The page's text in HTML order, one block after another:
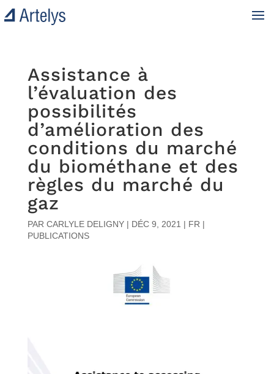
Assistance à
l’évaluation des
possibilités
d’amélioration des
conditions du marché
du biométhane et des
règles du marché du
gaz
PAR CARLYLE DELIGNY| DÉC 9, 2021 | FR |
PUBLICATIONS